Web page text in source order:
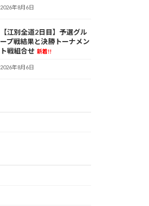
2026年8月6日
【江別全道2日目】予選グル
ープ戦結果と決勝トーナメン
ト戦組合せ 新着!!
2026年8月6日